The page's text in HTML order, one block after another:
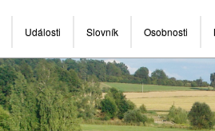
Události Slovník Osobnosti